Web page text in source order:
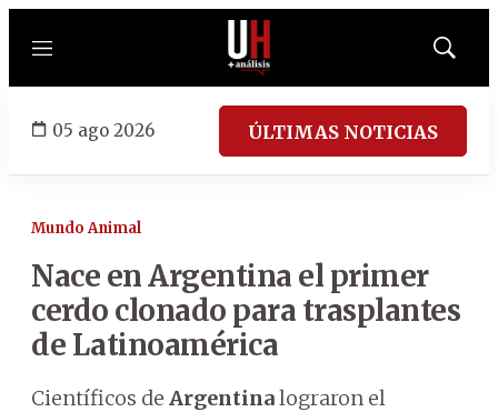
Menú
Mostrar
05 ago 2026 ÚLTIMAS NOTICIAS
Mundo Animal
Nace en Argentina el primer
cerdo clonado para trasplantes
de Latinoamérica
Científicos de Argentinalograron el